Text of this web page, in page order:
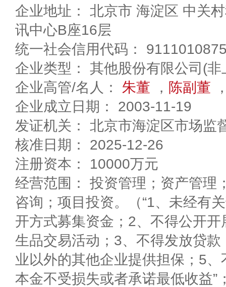
企业地址： 北京市 海淀区 中关村科学院南路2号融科资
讯中心B座16层
统一社会信用代码：
企业类型： 其他股份有限公司(非
企业高管/名人： 朱董 ， 陈副董
企业成立日期： 2003-11-19
发证机关： 北京市海淀区市场监
核准日期： 2025-12-26
注册资本： 10000万元
经营范围： 投资管理；资产管理
咨询；项目投资。（“1、未经有
开方式募集资金；2、不得公开
生品交易活动；3、不得发放贷
业以外的其他企业提供担保；5
本金不受损失或者承诺最低收益”